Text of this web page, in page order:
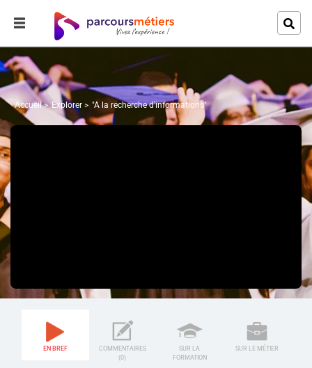
Accueil Explorer "A la recherche d'informations"
EN BREF
COMMENTAIRES
(0)
SUR LA
FORMATION
SUR LE MÉTIER